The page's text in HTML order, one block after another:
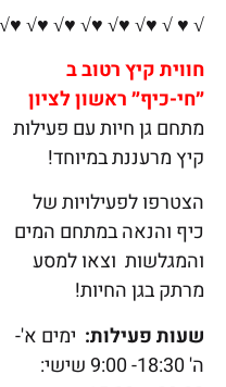
♥√ ♥√ ♥√ ♥√ ♥√ ♥√ ♥
חווית קיץ רטוב ב
״חי-כיף״ ראשון לציון
מתחם גן חיות עם פעילות
קיץ מרעננת במיוחד!
הצטרפו לפעילויות של
כיף והנאה במתחם המים
והמגלשות וצאו למסע
מרתק בגן החיות!
שעות פעילות: ימים א'-
ה' 18:30- 9:00 שישי: